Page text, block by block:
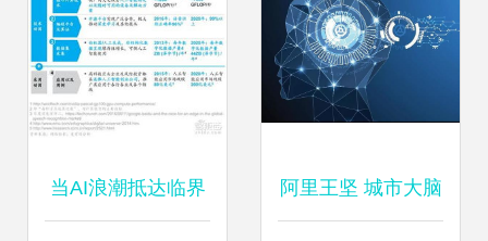
当AI浪潮抵达临界 阿里王坚 城市大脑